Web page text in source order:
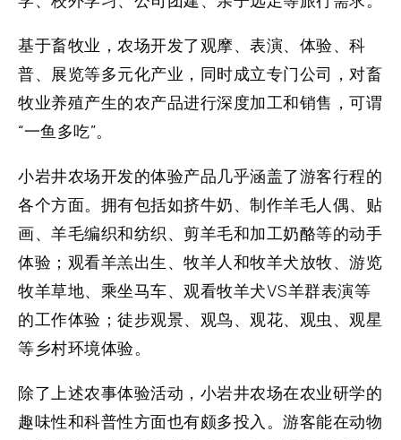
基于畜牧业，农场开发了观摩、表演、体验、科
普、展览等多元化产业，同时成立专门公司，对畜
牧业养殖产生的农产品进行深度加工和销售，可谓
“一鱼多吃”。
小岩井农场开发的体验产品几乎涵盖了游客行程的
各个方面。拥有包括如挤牛奶、制作羊毛人偶、贴
画、羊毛编织和纺织、剪羊毛和加工奶酪等的动手
体验；观看羊羔出生、牧羊人和牧羊犬放牧、游览
牧羊草地、乘坐马车、观看牧羊犬VS羊群表演等
的工作体验；徒步观景、观鸟、观花、观虫、观星
等乡村环境体验。
除了上述农事体验活动，小岩井农场在农业研学的
趣味性和科普性方面也有颇多投入。游客能在动物